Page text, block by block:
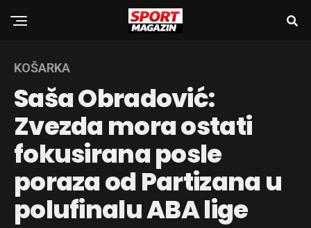
KOŠARKA
Saša Obradović:
Zvezda mora ostati
fokusirana posle
poraza od Partizana u
polufinalu ABA lige